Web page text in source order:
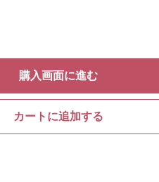
購入画面に進む
カートに追加する